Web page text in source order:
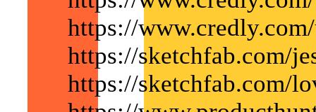
https://
https://sketchfab.com/
https://sketchfab.com/